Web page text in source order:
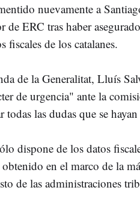
nuevamente a
ERC tras haber
de los catalanes.
de la Generalitat, Lluís
de urgencia" ante la
todas las dudas que se
dispone de los datos
en el marco de la
de las administraciones